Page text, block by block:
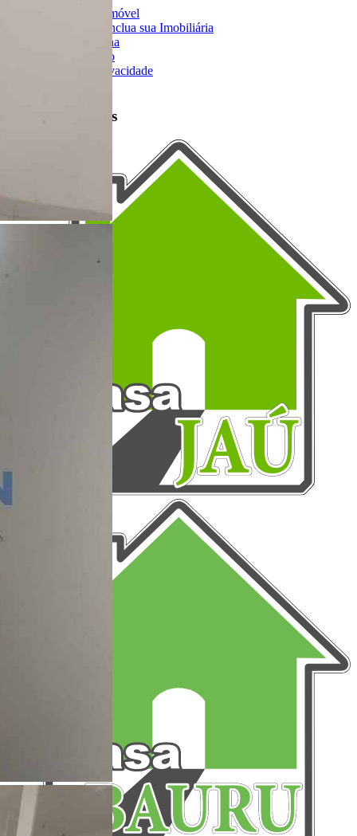
Anuncie seu Imóvel
Cadastre-se | Inclua sua Imobiliária
Como Funciona
Termos de Uso
Política de Privacidade
Portais Parceiros